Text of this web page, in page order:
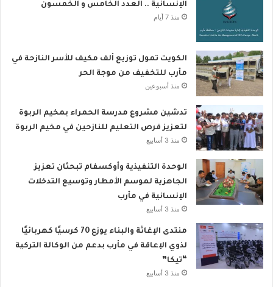
الإنسانية .. العدد الخامس و الخمسون
منذ 7 أيام
الكويت تمول توزيع ألف مكيف للأسر النازحة في
مأرب للتخفيف من موجة الحر
منذ أسبوعين
تدشين مشروع مدرسة الحمراء بمخيم الربوة
لتعزيز فرص التعليم للنازحين في مخيم الربوة
منذ 3 أسابيع
الوحدة التنفيذية وأوكسفام تبحثان تعزيز
الجاهزية لموسم الأمطار وتوسيع التدخلات
الإنسانية في مأرب
منذ 3 أسابيع
منتدى الإغاثة والبناء يوزع 70 كرسيًا كهربائيًا
لذوي الإعاقة في مأرب بدعم من الوكالة التركية
“تيكا”
منذ 3 أسابيع